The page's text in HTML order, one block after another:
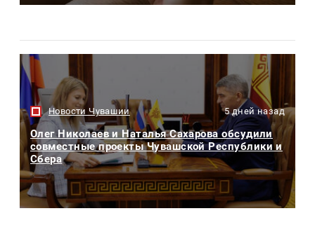
Новости Чувашии 5 дней назад
Олег Николаев и Наталья Сахарова обсудили
совместные проекты Чувашской Республики и
Сбера